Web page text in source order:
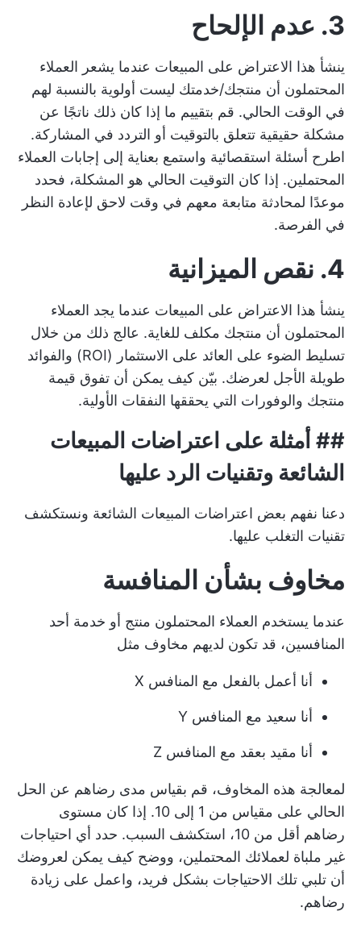
3. عدم الإلحاح
ينشأ هذا الاعتراض على المبيعات عندما يشعر العملاء
المحتملون أن منتجك/خدمتك ليست أولوية بالنسبة لهم
في الوقت الحالي. قم بتقييم ما إذا كان ذلك ناتجًا عن
مشكلة حقيقية تتعلق بالتوقيت أو التردد في المشاركة.
اطرح أسئلة استقصائية واستمع بعناية إلى إجابات العملاء
المحتملين. إذا كان التوقيت الحالي هو المشكلة، فحدد
موعدًا لمحادثة متابعة معهم في وقت لاحق لإعادة النظر
في الفرصة.
4. نقص الميزانية
ينشأ هذا الاعتراض على المبيعات عندما يجد العملاء
المحتملون أن منتجك مكلف للغاية. عالج ذلك من خلال
تسليط الضوء على العائد على الاستثمار (ROI) والفوائد
طويلة الأجل لعرضك. بيّن كيف يمكن أن تفوق قيمة
منتجك والوفورات التي يحققها النفقات الأولية.
## أمثلة على اعتراضات المبيعات
الشائعة وتقنيات الرد عليها
دعنا نفهم بعض اعتراضات المبيعات الشائعة ونستكشف
تقنيات التغلب عليها.
مخاوف بشأن المنافسة
عندما يستخدم العملاء المحتملون منتج أو خدمة أحد
المنافسين، قد تكون لديهم مخاوف مثل
أنا أعمل بالفعل مع المنافس X
أنا سعيد مع المنافس Y
أنا مقيد بعقد مع المنافس Z
لمعالجة هذه المخاوف، قم بقياس مدى رضاهم عن الحل
الحالي على مقياس من 1 إلى 10. إذا كان مستوى
رضاهم أقل من 10، استكشف السبب. حدد أي احتياجات
غير ملباة لعملائك المحتملين، ووضح كيف يمكن لعروضك
أن تلبي تلك الاحتياجات بشكل فريد، واعمل على زيادة
رضاهم.